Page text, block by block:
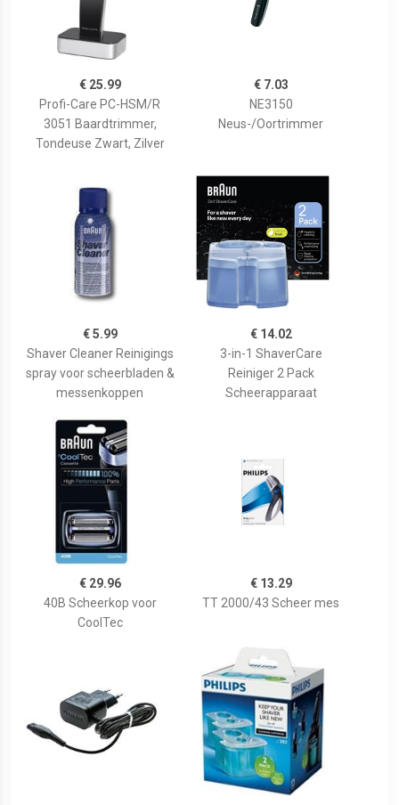
€ 25.99
Profi-Care PC-HSM/R
3051 Baardtrimmer,
Tondeuse Zwart, Zilver
€ 7.03
NE3150
Neus-/Oortrimmer
€ 5.99
Shaver Cleaner Reinigings
spray voor scheerbladen &
messenkoppen
€ 14.02
3-in-1 ShaverCare
Reiniger 2 Pack
Scheerapparaat
€ 29.96
40B Scheerkop voor
CoolTec
€ 13.29
TT 2000/43 Scheer mes